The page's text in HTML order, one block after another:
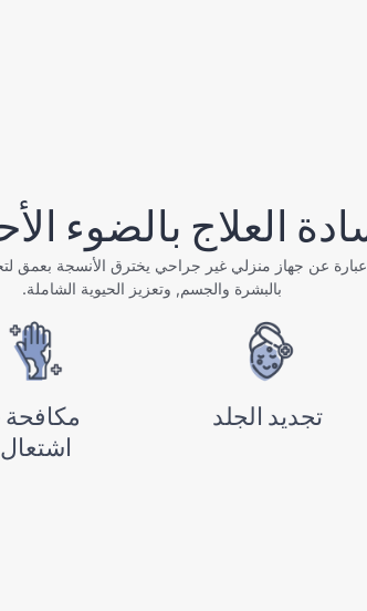
العلاج بالضوء
عبارة عن جهاز منزلي غير جراحي يخترق الأنسجة بعمق
بالبشرة والجسم, وتعزيز الحيوية الشاملة.
تجديد الجلد
اشتعال